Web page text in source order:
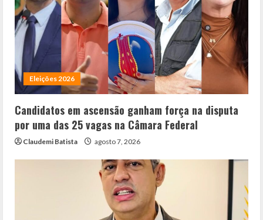
Eleições 2026
Candidatos em ascensão ganham força na disputa
por uma das 25 vagas na Câmara Federal
Claudemi Batista agosto 7, 2026